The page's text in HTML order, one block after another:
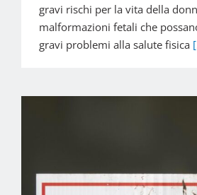
gravi rischi per la vita della
malformazioni fetali che
gravi problemi alla salute fisica